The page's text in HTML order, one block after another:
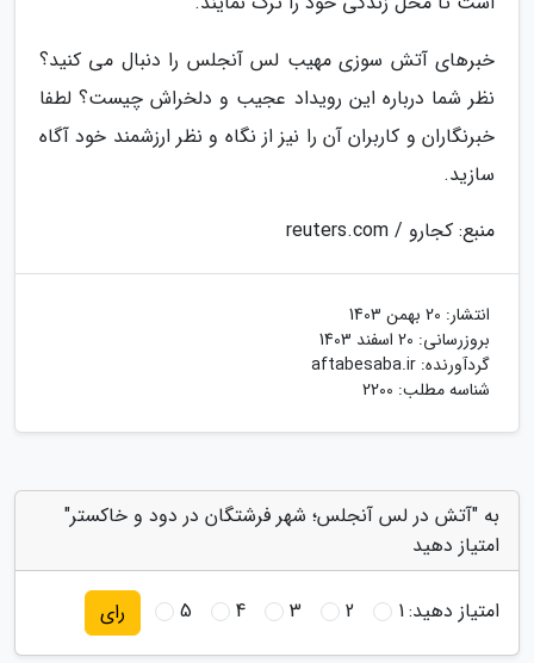
خبرهای آتش سوزی مهیب لس آنجلس را دنبال می کنید؟
نظر شما درباره این رویداد عجیب و دلخراش چیست؟ لطفا
خبرنگاران و کاربران آن را نیز از نگاه و نظر ارزشمند خود آگاه
سازید.
منبع: کجارو / reuters.com
انتشار: 20 بهمن 1403
بروزرسانی: 20 اسفند 1403
گردآورنده: aftabesaba.ir
شناسه مطلب: 2200
به "آتش در لس آنجلس؛ شهر فرشتگان در دود و خاکستر"
امتیاز دهید
امتیاز دهید:1
2
3
4
5 رای